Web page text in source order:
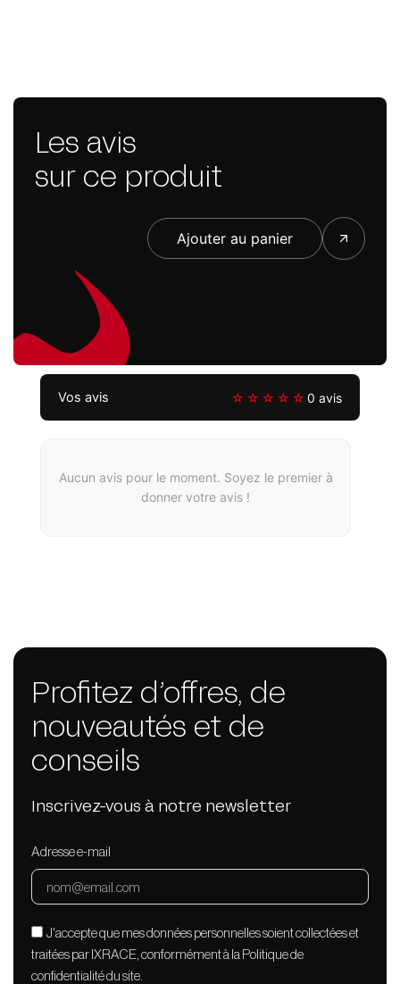
Les avis
sur ce produit
Ajouter au panier
Vos avis ☆☆☆☆☆ 0 avis
Aucun avis pour le moment. Soyez le premier à
donner votre avis !
Profitez d’offres, de
nouveautés et de
conseils
Inscrivez-vous à notre newsletter
Adresse e-mail
J'accepte que mes données personnelles soient collectées et
traitées par IXRACE, conformément à la Politique de
confidentialité du site.